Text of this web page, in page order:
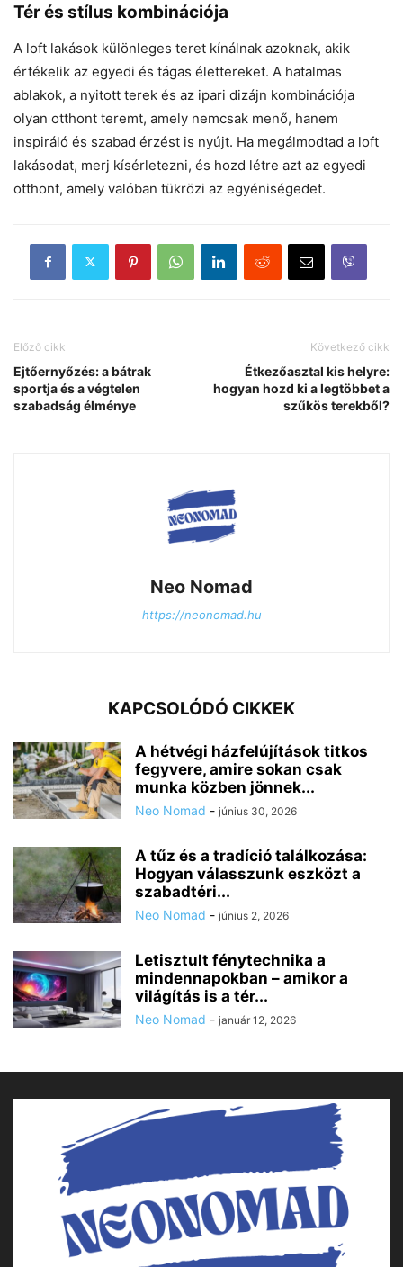
Tér és stílus kombinációja
A loft lakások különleges teret kínálnak azoknak, akik
értékelik az egyedi és tágas élettereket. A hatalmas
ablakok, a nyitott terek és az ipari dizájn kombinációja
olyan otthont teremt, amely nemcsak menő, hanem
inspiráló és szabad érzést is nyújt. Ha megálmodtad a loft
lakásodat, merj kísérletezni, és hozd létre azt az egyedi
otthont, amely valóban tükrözi az egyéniségedet.
Előző cikk
Ejtőernyőzés: a bátrak
sportja és a végtelen
szabadság élménye
Következő cikk
Étkezőasztal kis helyre:
hogyan hozd ki a legtöbbet a
szűkös terekből?
Neo Nomad
https://neonomad.hu
KAPCSOLÓDÓ CIKKEK
A hétvégi házfelújítások titkos
fegyvere, amire sokan csak
munka közben jönnek...
Neo Nomad - június 30, 2026
A tűz és a tradíció találkozása:
Hogyan válasszunk eszközt a
szabadtéri...
Neo Nomad - június 2, 2026
Letisztult fénytechnika a
mindennapokban – amikor a
világítás is a tér...
Neo Nomad - január 12, 2026